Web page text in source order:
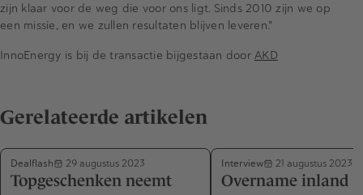
zijn klaar voor de weg die voor ons ligt. Sinds 2010 zijn we op
een missie, en we zullen resultaten blijven leveren."
InnoEnergy is bij de transactie bijgestaan door AKD
Gerelateerde artikelen
Dealflash 29 augustus 2023
Topgeschenken neemt
Interview 21 augustus 2023
Overname inland